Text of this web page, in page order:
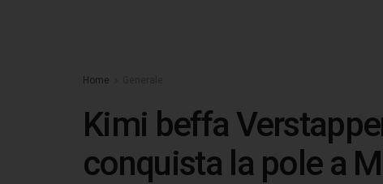
Home
Kimi beffa
conquista la pole a